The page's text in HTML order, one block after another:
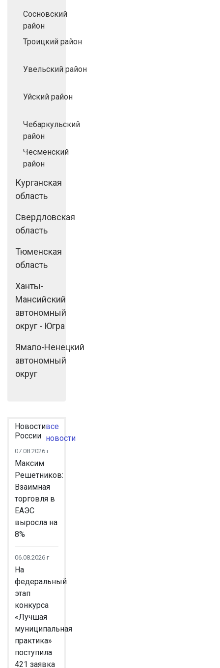
Сосновский
район
Троицкий район
Увельский район
Уйский район
Чебаркульский
район
Чесменский
район
Курганская
область
Свердловская
область
Тюменская
область
Ханты-
Мансийский
автономный
округ - Югра
Ямало-Ненецкий
автономный
округ
Новости
России
все
новости
07.08.2026 г
Максим
Решетников:
Взаимная
торговля в
ЕАЭС
выросла на
8%
06.08.2026 г
На
федеральный
этап
конкурса
«Лучшая
муниципальная
практика»
поступила
421 заявка